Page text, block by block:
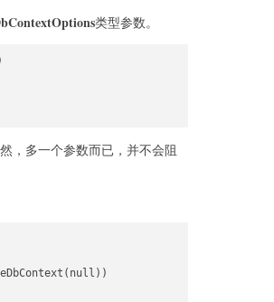
类型参数。
，多一个参数而已，并不会阻